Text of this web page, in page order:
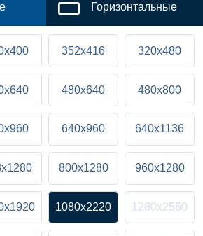
Горизонтальные
352x416 320x480
480x640 480x800
640x960 640x1136
800x1280 960x1280
1080x2220 1280x2560